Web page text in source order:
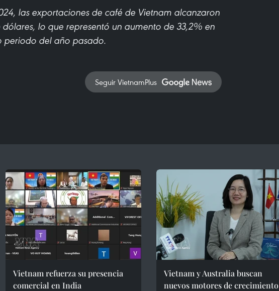
las exportaciones de café de Vietnam alcanzaron
lo que representó un aumento de 33,2% en
periodo del año pasado.
Seguir VietnamPlus
Vietnam refuerza su presencia
comercial en India
Vietnam y Australia buscan
nuevos motores de crecimiento